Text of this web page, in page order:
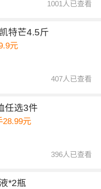
1001人已查看
特芒4.5斤
元
407人已查看
任选3件
28.99元
396人已查看
*2瓶